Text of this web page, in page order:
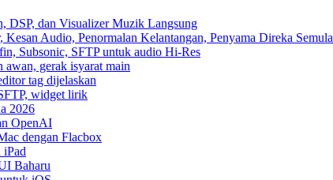
DSP, dan Visualizer Muzik Langsung
Audio, Penormalan Kelantangan, Penyama Direka Semula
Subsonic, SFTP untuk audio Hi-Res
gerak isyarat main
tag dijelaskan
widget lirik
2026
OpenAI
dengan Flacbox
iPad
Baharu